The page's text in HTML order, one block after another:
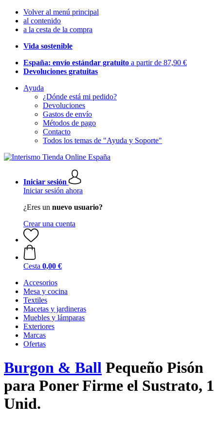
Volver al menú principal
al contenido
a la cesta de la compra
Vida sostenible
España: envío estándar gratuito a partir de 87,90 €
Devoluciones gratuitas
Ayuda
¿Dónde está mi pedido?
Devoluciones
Gastos de envío
Métodos de pago
Contacto
Todos los temas de "Ayuda y Soporte"
Iniciar sesión
Iniciar sesión ahora
¿Eres un nuevo usuario?
Crear una cuenta
Cesta 0,00 €
Accesorios
Mesa y cocina
Textiles
Macetas y jardineras
Muebles y lámparas
Exteriores
Marcas
Ofertas
Burgon & Ball Pequeño Pisón
para Poner Firme el Sustrato, 1
Unid.